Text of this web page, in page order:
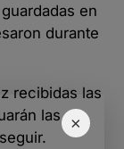
×
en
durante
recibidas las
las